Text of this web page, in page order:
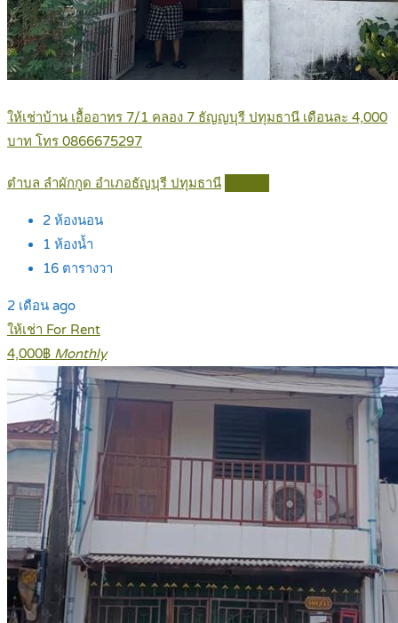
ให้เช่าบ้าน เอื้ออาทร 7/1 คลอง 7 ธัญญบุรี ปทุมธานี เดือนละ 4,000
บาท โทร 0866675297
ตำบล ลำผักกูด อำเภอธัญบุรี ปทุมธานี
2 ห้องนอน
1 ห้องน้ำ
16 ตารางวา
2 เดือน ago
ให้เช่า For Rent
4,000฿ Monthly